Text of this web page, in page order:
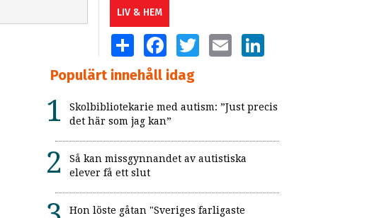
LIV & HEM
SHARE FACEBOOKTWITTEREMAIL LINKEDIN
Populärt innehåll idag
Skolbibliotekarie med autism: ”Just precis
det här som jag kan”
Så kan missgynnandet av autistiska
elever få ett slut
Hon löste gåtan "Sveriges farligaste